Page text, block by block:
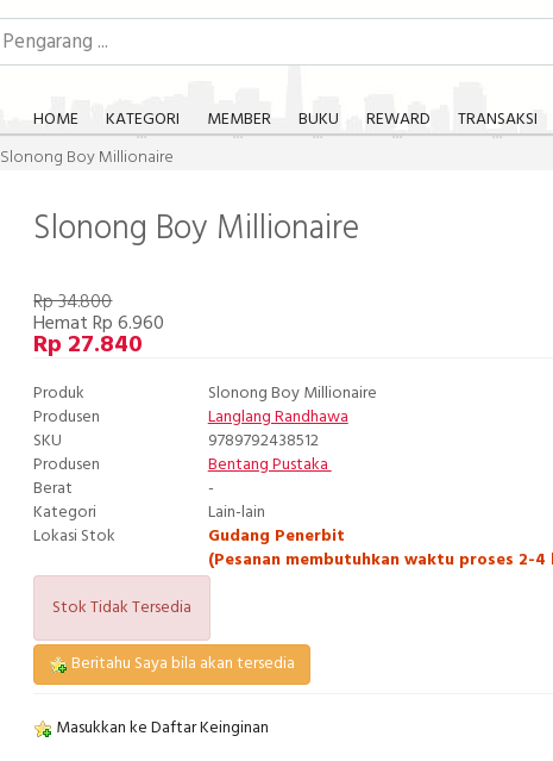
HOME KATEGORI MEMBER BUKU REWARD TRANSAKSI
Slonong Boy Millionaire
Slonong Boy Millionaire
Rp 34.800
Hemat Rp 6.960
Rp 27.840
Produk
Slonong Boy Millionaire
Produsen
Langlang Randhawa
SKU
9789792438512
Produsen
Bentang Pustaka
Berat
-
Kategori
Lain-lain
Lokasi Stok
Gudang Penerbit
(Pesanan membutuhkan waktu proses 2-
Stok Tidak Tersedia
Beritahu Saya bila akan tersedia
Masukkan ke Daftar Keinginan